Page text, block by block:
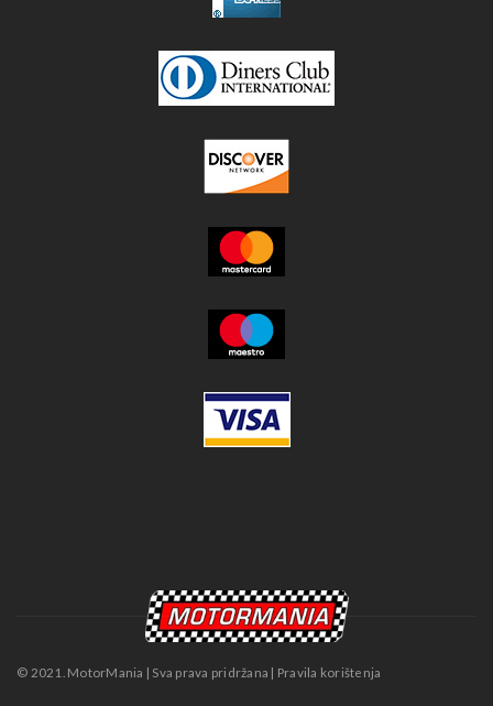
© 2021. MotorMania | Sva prava pridržana | Pravila korištenja